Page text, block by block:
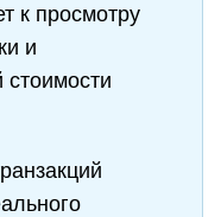
к просмотру
и